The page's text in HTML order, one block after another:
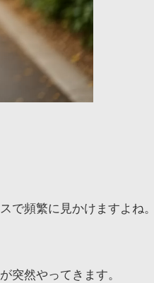
で頻繁に見かけますよね。
然やってきます。